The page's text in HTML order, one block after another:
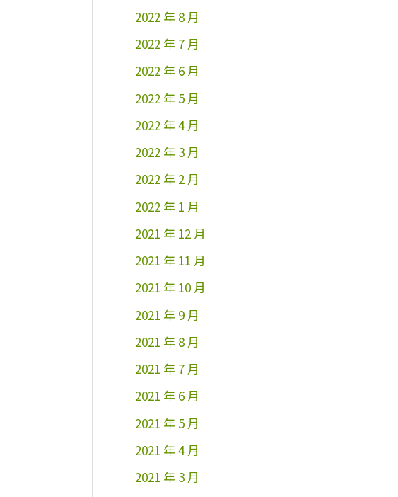
2022 年 8 月
2022 年 7 月
2022 年 6 月
2022 年 5 月
2022 年 4 月
2022 年 3 月
2022 年 2 月
2022 年 1 月
2021 年 12 月
2021 年 11 月
2021 年 10 月
2021 年 9 月
2021 年 8 月
2021 年 7 月
2021 年 6 月
2021 年 5 月
2021 年 4 月
2021 年 3 月